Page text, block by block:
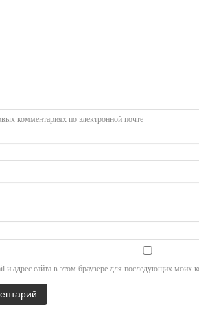
комментариях по электронной почте
и адрес сайта в этом браузере для последующих моих